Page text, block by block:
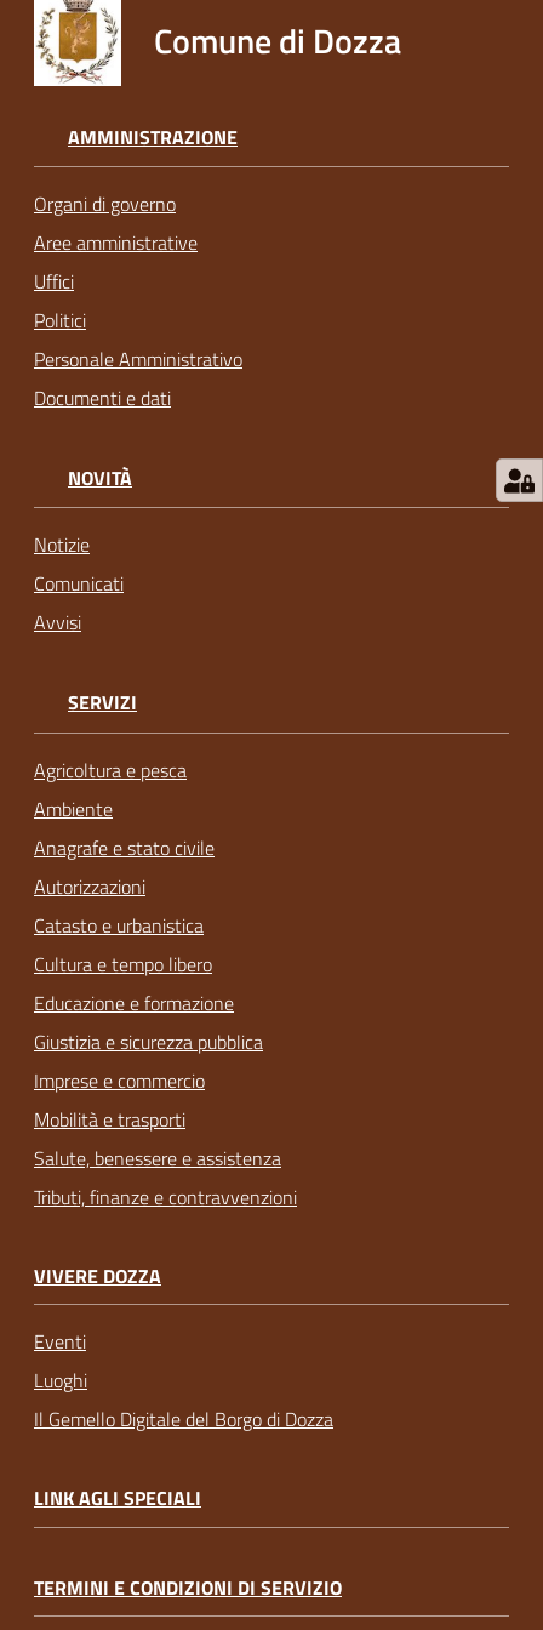
Comune di Dozza
AMMINISTRAZIONE
Organi di governo
Aree amministrative
Uffici
Politici
Personale Amministrativo
Documenti e dati
NOVITÀ
Notizie
Comunicati
Avvisi
SERVIZI
Agricoltura e pesca
Ambiente
Anagrafe e stato civile
Autorizzazioni
Catasto e urbanistica
Cultura e tempo libero
Educazione e formazione
Giustizia e sicurezza pubblica
Imprese e commercio
Mobilità e trasporti
Salute, benessere e assistenza
Tributi, finanze e contravvenzioni
VIVERE DOZZA
Eventi
Luoghi
Il Gemello Digitale del Borgo di Dozza
LINK AGLI SPECIALI
TERMINI E CONDIZIONI DI SERVIZIO